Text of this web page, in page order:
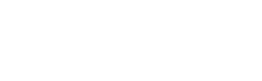
Musas Brasileiras Sexy Gebbeg People! Musas Brasileiras